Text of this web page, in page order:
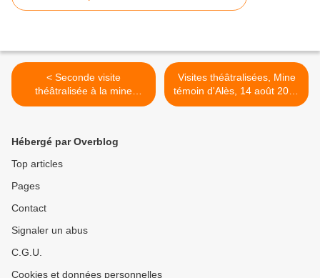
< Seconde visite
théâtralisée à la mine
témoin d'Alès
Visites théâtralisées, Mine
témoin d'Alès, 14 août 2014
>
Hébergé par Overblog
Top articles
Pages
Contact
Signaler un abus
C.G.U.
Cookies et données personnelles